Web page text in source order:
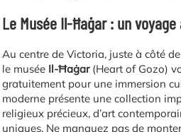
Le Musée Il-Ħaġar : un
Au centre de Victoria, juste à côté
le musée Il-Ħaġar(Heart of Gozo)
gratuitement pour une immersion
moderne présente une collection
religieux précieux, d’art
uniques. Ne manquez pas de